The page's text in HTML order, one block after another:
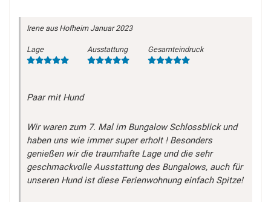
Ireneaus Hofheim Januar 2023
Lage Ausstattung Gesamteindruck
Paar mit Hund
Wir waren zum 7. Mal im Bungalow Schlossblick und
haben uns wie immer super erholt ! Besonders
genießen wir die traumhafte Lage und die sehr
geschmackvolle Ausstattung des Bungalows, auch für
unseren Hund ist diese Ferienwohnung einfach Spitze!